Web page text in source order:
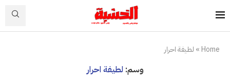
Home
» لطيفة احرار
وسم:لطيفة احرار